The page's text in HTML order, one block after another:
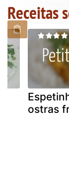
Receitas
ostras